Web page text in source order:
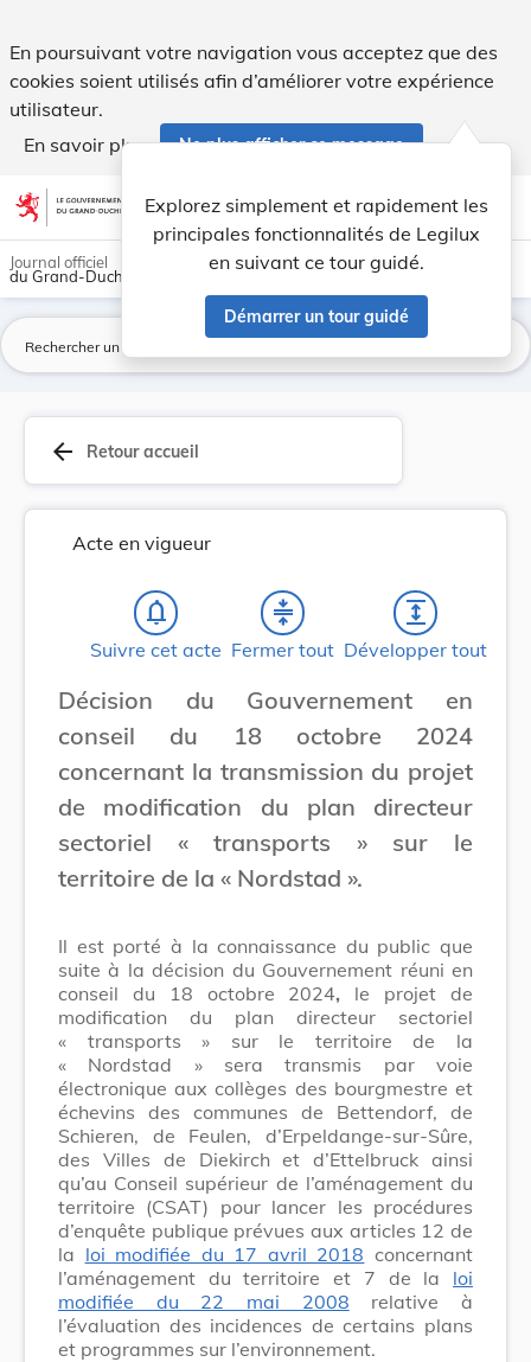
En poursuivant votre navigation vous acceptez que des
cookies soient utilisés afin d’améliorer votre expérience
utilisateur.
En savoir plus
Ne plus afficher ce message
Aller au contenu account_circle help Aide
Explorez simplement et rapidement les
principales fonctionnalités de Legilux
en suivant ce tour guidé.
Démarrer un tour guidé
light_mode dark_mode
Journal officiel
du Grand-Duché de Luxembourg
arrow_back Retour accueil
Acte en vigueur
notifications_none
Suivre cet acte
compress
Fermer tout
expand
Développer tout
Décision du Gouvernement en
conseil du 18 octobre 2024
concernant la transmission du projet
de modification du plan directeur
sectoriel « transports » sur le
territoire de la « Nordstad ».
Il est porté à la connaissance du public que
suite à la décision du Gouvernement réuni en
conseil du 18 octobre 2024, le projet de
modification du plan directeur sectoriel
« transports » sur le territoire de la
« Nordstad » sera transmis par voie
électronique aux collèges des bourgmestre et
échevins des communes de Bettendorf, de
Schieren, de Feulen, d’Erpeldange-sur-Sûre,
des Villes de Diekirch et d’Ettelbruck ainsi
qu’au Conseil supérieur de l’aménagement du
territoire (CSAT) pour lancer les procédures
d’enquête publique prévues aux articles 12 de
la loi modifiée du 17 avril 2018 concernant
l’aménagement du territoire et 7 de la loi
modifiée du 22 mai 2008 relative à
l’évaluation des incidences de certains plans
et programmes sur l’environnement.